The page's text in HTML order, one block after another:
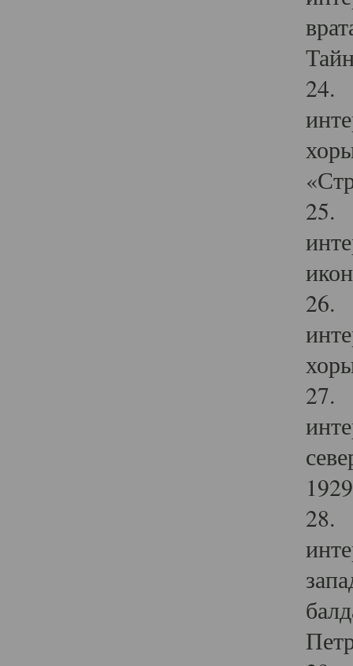
24.
25.
26.
27.
28.